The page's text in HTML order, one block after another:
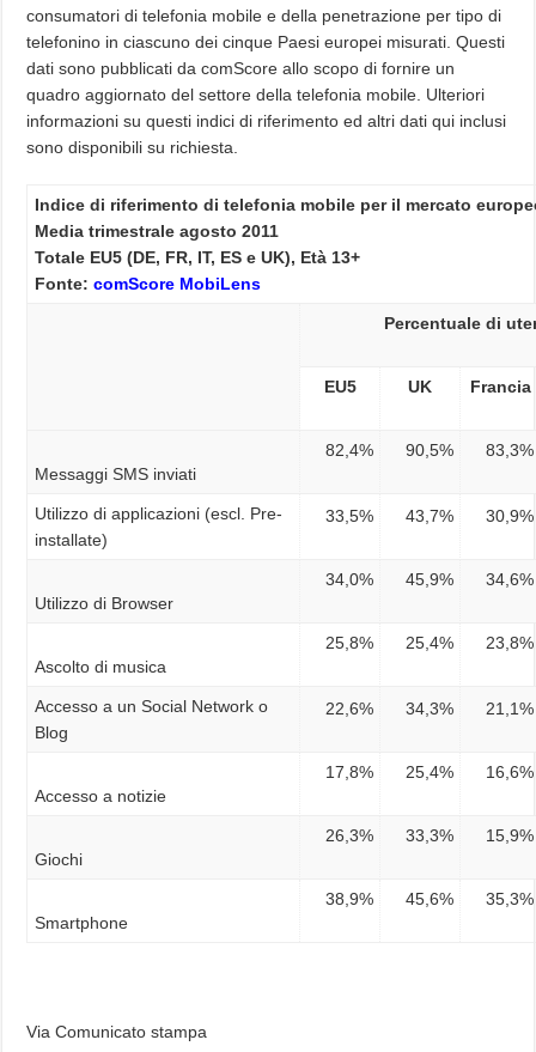
consumatori di telefonia mobile e della penetrazione per tipo di
telefonino in ciascuno dei cinque Paesi europei misurati. Questi
dati sono pubblicati da comScore allo scopo di fornire un
quadro aggiornato del settore della telefonia mobile. Ulteriori
informazioni su questi indici di riferimento ed altri dati qui inclusi
sono disponibili su richiesta.
Indice di riferimento di telefonia mobile per il mercato
Media trimestrale agosto 2011
Totale EU5 (DE, FR, IT, ES e UK), Età 13+
Fonte: comScore MobiLens
Percentuale di
EU5 UK Francia
Messaggi SMS inviati
82,4% 90,5% 83,3%
Utilizzo di applicazioni (escl. Pre-
installate)
33,5% 43,7% 30,9%
Utilizzo di Browser
34,0% 45,9% 34,6%
Ascolto di musica
25,8% 25,4% 23,8%
Accesso a un Social Network o
Blog
22,6% 34,3% 21,1%
Accesso a notizie
17,8% 25,4% 16,6%
Giochi
26,3% 33,3% 15,9%
Smartphone
38,9% 45,6% 35,3%
Via Comunicato stampa